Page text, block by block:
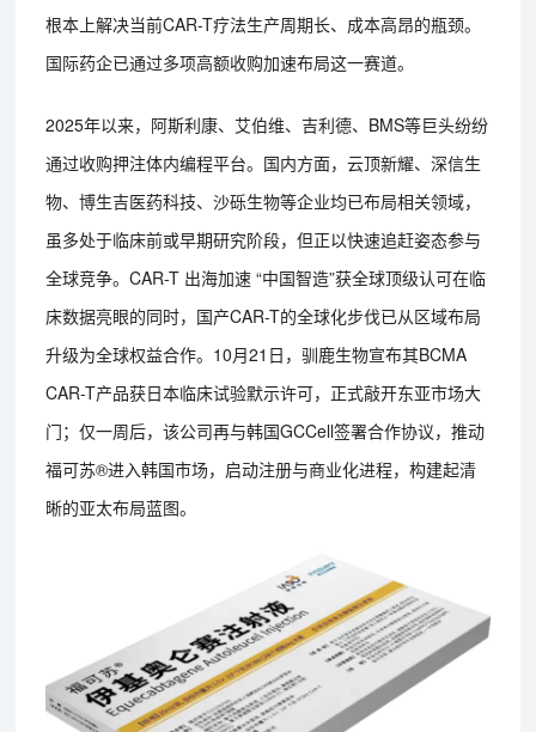
根本上解决当前CAR-T疗法生产周期长、成本高昂的瓶颈。
国际药企已通过多项高额收购加速布局这一赛道。
2025年以来，阿斯利康、艾伯维、吉利德、BMS等巨头纷纷
通过收购押注体内编程平台。国内方面，云顶新耀、深信生
物、博生吉医药科技、沙砾生物等企业均已布局相关领域，
虽多处于临床前或早期研究阶段，但正以快速追赶姿态参与
全球竞争。CAR-T 出海加速 “中国智造”获全球顶级认可在临
床数据亮眼的同时，国产CAR-T的全球化步伐已从区域布局
升级为全球权益合作。10月21日，驯鹿生物宣布其BCMA
CAR-T产品获日本临床试验默示许可，正式敲开东亚市场大
门；仅一周后，该公司再与韩国GCCell签署合作协议，推动
福可苏®进入韩国市场，启动注册与商业化进程，构建起清
晰的亚太布局蓝图。